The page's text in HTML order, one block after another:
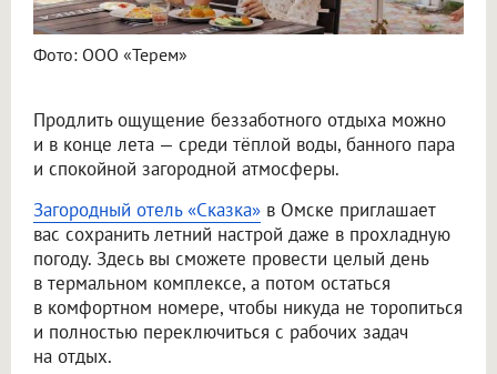
Фото: ООО «Терем»
Продлить ощущение беззаботного отдыха можно
и в конце лета — среди тёплой воды, банного пара
и спокойной загородной атмосферы.
Загородный отель «Сказка» в Омске приглашает
вас сохранить летний настрой даже в прохладную
погоду. Здесь вы сможете провести целый день
в термальном комплексе, а потом остаться
в комфортном номере, чтобы никуда не торопиться
и полностью переключиться с рабочих задач
на отдых.